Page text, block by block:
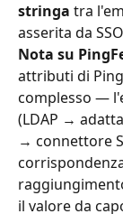
stringa tra
asserita da
Nota su
attributi di
complesso —
(LDAP →
→ connettore
il valore da